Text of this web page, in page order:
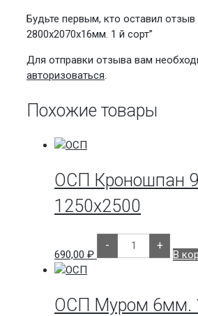
Будьте первым, кто оставил
2800х2070х16мм. 1 й сорт”
Для отправки отзыва вам
авторизоваться.
Похожие товары
ОСП Кроношпан
1250х2500
690,00 ₽
-
Количество
товара
ОСП
+
В
ОСП Муром 6мм.